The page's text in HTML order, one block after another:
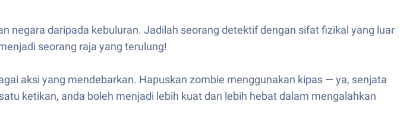
negara daripada kebuluran. Jadilah seorang detektif dengan sifat fizikal yang luar
seorang raja yang terulung!
aksi yang mendebarkan. Hapuskan zombie menggunakan kipas — ya, senjata
ketikan, anda boleh menjadi lebih kuat dan lebih hebat dalam mengalahkan